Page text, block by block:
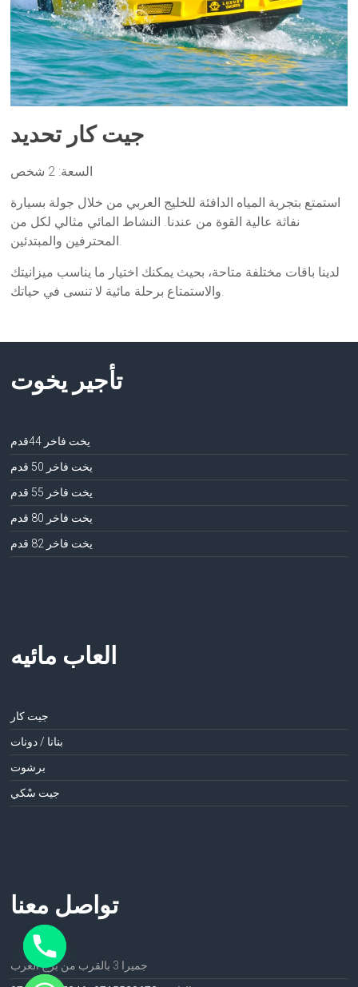
جيت كار تحديد
السعة: 2 شخص
استمتع بتجربة المياه الدافئة للخليج العربي من خلال جولة بسيارة
نفاثة عالية القوة من عندنا. النشاط المائي مثالي لكل من
المحترفين والمبتدئين.
لدينا باقات مختلفة متاحة، بحيث يمكنك اختيار ما يناسب ميزانيتك
والاستمتاع برحلة مائية لا تنسى في حياتك.
تأجير يخوت
يخت فاخر 44قدم
يخت فاخر 50 قدم
يخت فاخر 55 قدم
يخت فاخر 80 قدم
يخت فاخر 82 قدم
العاب مائيه
جيت كار
بنانا / دونات
برشوت
جيت سْكي
تواصل معنا
جميرا 3 بالقرب من برج العرب